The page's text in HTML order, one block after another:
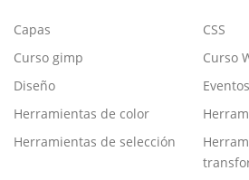
Capas
CSS
Curso gimp
Curso
Diseño
Eventos
Herramientas de color
Herramientas de selección